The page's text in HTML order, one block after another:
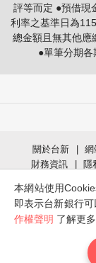
評等而定 ●預借現
利率之基準日為
總金額且無其他應
●單筆分期
關於台新 網
財務資訊
隱
02-
本網站使用
即表示台新銀行
作權聲明 了解更多